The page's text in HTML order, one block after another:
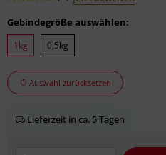
Gebindegröße auswählen:
1kg 0,5kg
Auswahl zurücksetzen
Lieferzeit in ca. 5 Tagen